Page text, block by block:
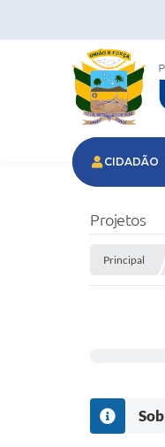
CIDADÃO
Projetos
Principal